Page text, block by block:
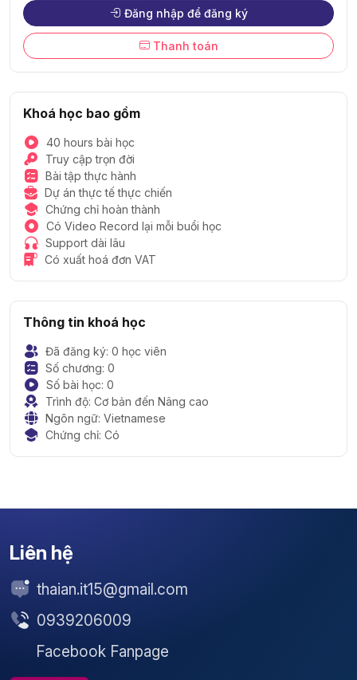
Đăng nhập để đăng ký
Thanh toán
Khoá học bao gồm
40 hours bài học
Truy cập trọn đời
Bài tập thực hành
Dự án thực tế thực chiến
Chứng chỉ hoàn thành
Có Video Record lại mỗi buổi học
Support dài lâu
Có xuất hoá đơn VAT
Thông tin khoá học
Đã đăng ký: 0 học viên
Số chương: 0
Số bài học: 0
Trình độ: Cơ bản đến Nâng cao
Ngôn ngữ: Vietnamese
Chứng chỉ: Có
Liên hệ
thaian.it15@gmail.com
0939206009
Facebook Fanpage